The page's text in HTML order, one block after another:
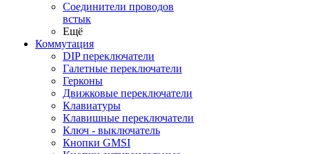
Соединители проводов
встык
Ещё
Коммутация
DIP переключатели
Галетные переключатели
Герконы
Движковые переключатели
Клавиатуры
Клавишные переключатели
Ключ - выключатель
Кнопки GMSI